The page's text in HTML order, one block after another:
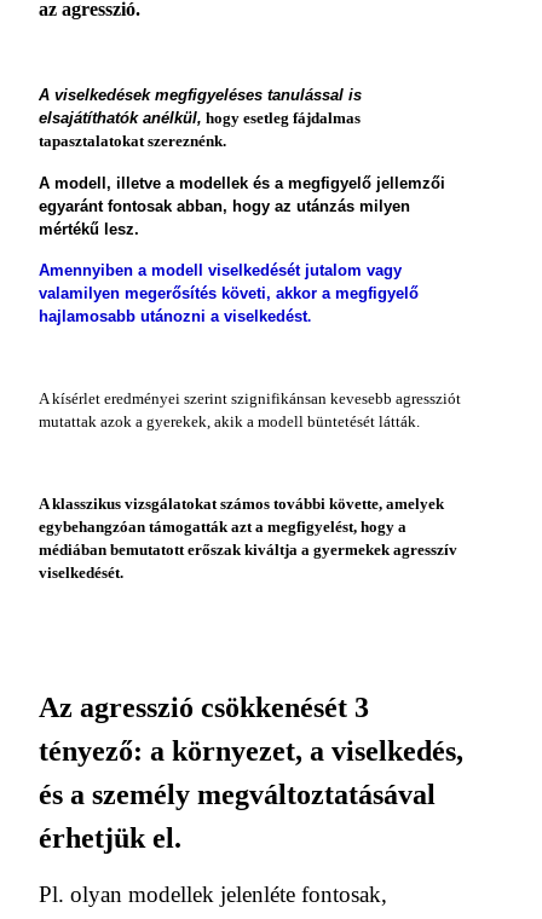
az agresszió.
A viselkedések megfigyelé­ses tanulással is
elsajátíthatók anélkül, hogy esetleg fájdalmas
tapasztalatokat szereznénk.
A mo­dell, illetve a modellek és a megfigyelő jellem­zői
egyaránt fontosak abban, hogy az utánzás milyen
mértékű lesz.
Amennyiben a modell viselkedését jutalom vagy
valamilyen megerősítés követi, akkor a megfi­gyelő
hajlamosabb utánozni a viselkedést.
A kísérlet eredményei szerint szignifikánsan kevesebb agressziót
mutattak azok a gyerekek, akik a modell büntetését látták.
A klasszikus vizsgálatokat számos további kö­vette, amelyek
egybehangzóan támogatták azt a megfigyelést, hogy a
médiában bemutatott erő­szak kiváltja a gyermekek agresszív
viselkedését.
Az agresszió csökkenését 3
tényező: a környezet, a viselkedés,
és a személy megváltoztatásával
érhetjük el.
Pl. olyan modellek jelenléte fontosak,